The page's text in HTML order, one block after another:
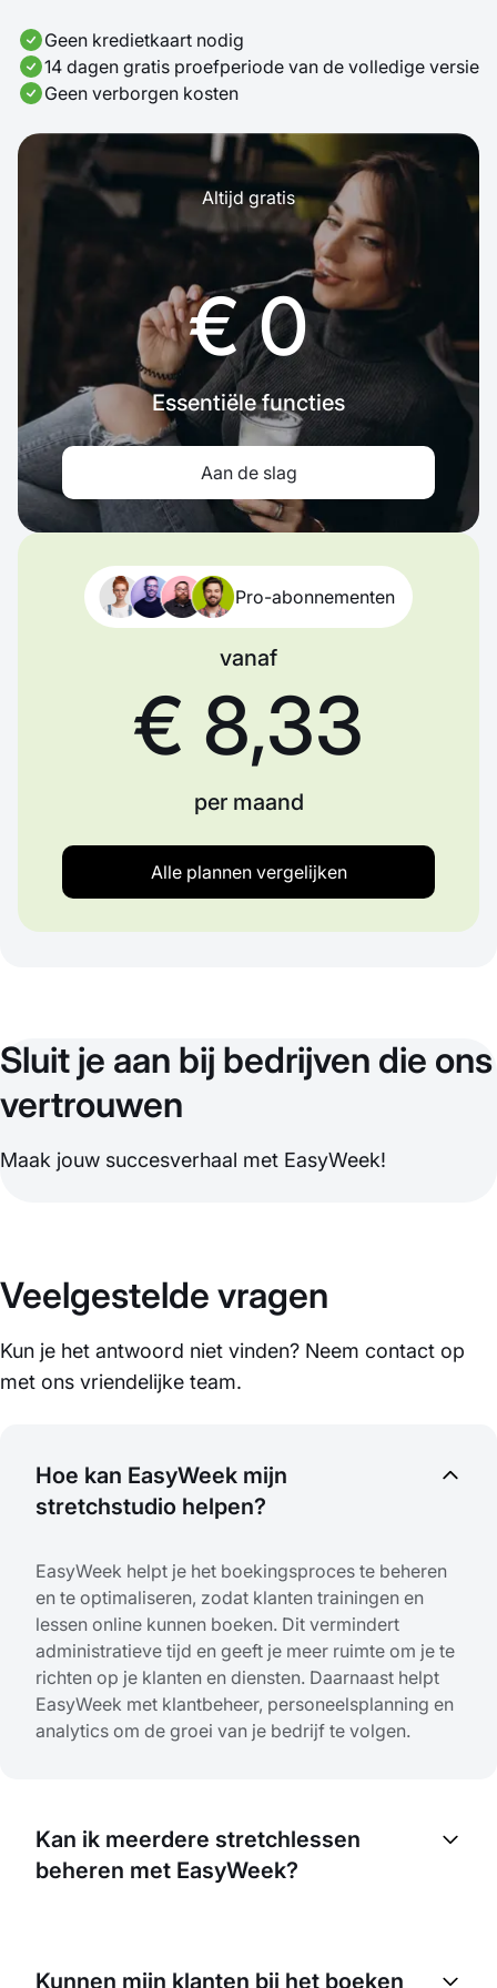
Geen kredietkaart nodig
14 dagen gratis proefperiode van de volledige versie
Geen verborgen kosten
Altijd gratis
€ 0
Essentiële functies
Aan de slag
Pro-abonnementen
vanaf
€ 8,33
per maand
Alle plannen vergelijken
Sluit je aan bij bedrijven die ons
vertrouwen
Maak jouw succesverhaal met EasyWeek!
Veelgestelde vragen
Kun je het antwoord niet vinden? Neem contact op
met ons vriendelijke team.
Hoe kan EasyWeek mijn
stretchstudio helpen?
EasyWeek helpt je het boekingsproces te beheren
en te optimaliseren, zodat klanten trainingen en
lessen online kunnen boeken. Dit vermindert
administratieve tijd en geeft je meer ruimte om je te
richten op je klanten en diensten. Daarnaast helpt
EasyWeek met klantbeheer, personeelsplanning en
analytics om de groei van je bedrijf te volgen.
Kan ik meerdere stretchlessen
beheren met EasyWeek?
Kunnen mijn klanten bij het boeken